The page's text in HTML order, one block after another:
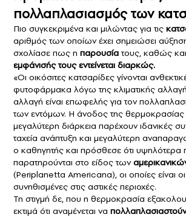
πολλαπλασιασμός των
Πιο συγκεκριμένα και μιλώντας για τις
αριθμός των οποίων έχει σημειώσει
σχολίασε πως η παρουσίατους, καθώς
εμφάνισής τους εντείνεται διαρκώς.
«Οι οικόσιτες κατσαρίδες γίνονται
φυτοφάρμακα λόγω της κλιματικής
αλλαγή είναι επωφελής για τον
των εντόμων. Η άνοδος της θερμοκρασίας
μεγαλύτερη διάρκεια παρέχουν ιδανικές
ταχεία ανάπτυξη και μεγαλύτερη
ο καθηγητής και πρόσθεσε ότι υψηλότερα
παρατηρούνται στο είδος των
(Periplanetta Americana), οι οποίες είναι οι
συνηθισμένες στις αστικές περιοχές.
Τη στιγμή δε, που η θερμοκρασία
εκτιμά ότι αναμένεται να πολλαπλασιαστούν